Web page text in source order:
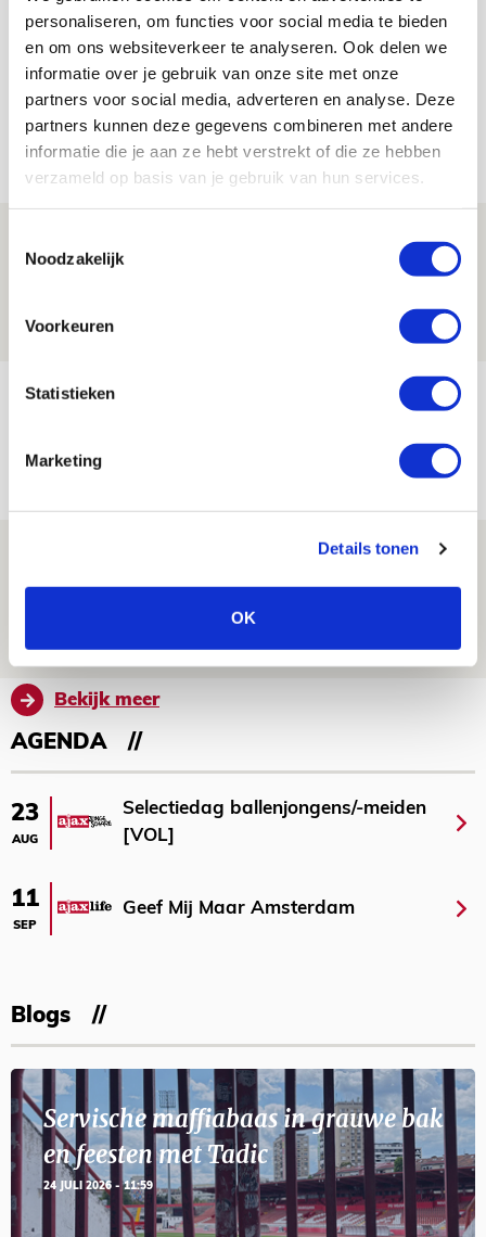
personaliseren, om functies voor social media te bieden
en om ons websiteverkeer te analyseren. Ook delen we
informatie over je gebruik van onze site met onze
partners voor social media, adverteren en analyse. Deze
partners kunnen deze gegevens combineren met andere
informatie die je aan ze hebt verstrekt of die ze hebben
verzameld op basis van je gebruik van hun services.
Noodzakelijk
Voorkeuren
Statistieken
Marketing
Details tonen
OK
Bekijk alle berichten van Floris Roos
Net binnen //
Ajax zet Shelbourne eenvoudig opzij en
reist met vertrouwen naar Dublin
NIEUWS
Word ballenjongen of -meid bij Jong
06 AUGUSTUS 2026 - 13:13
Reis jij als mascotte mee naar uitduel
met Telstar?
Bekijk meer
AGENDA
23
AUG
Selectiedag ballenjongens/-meiden
[VOL]
11
SEP
Geef Mij Maar Amsterdam
Blogs
Servische maffiabaas in grauwe bak
en feesten met Tadic
24 JULI 2026 - 11:59